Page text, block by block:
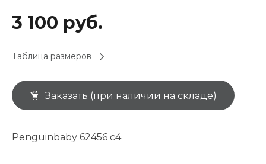
3 100 руб.
Таблица размеров
Заказать (при наличии на складе)
Penguinbaby 62456 c4